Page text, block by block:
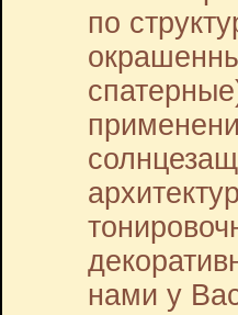
по
нами у